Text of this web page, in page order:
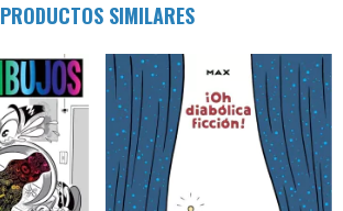
PRODUCTOS SIMILARES